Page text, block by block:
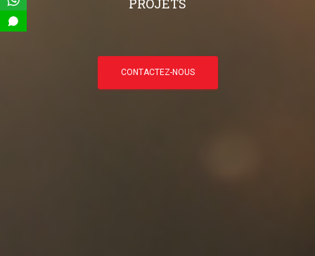
PROJETS
CONTACTEZ-NOUS